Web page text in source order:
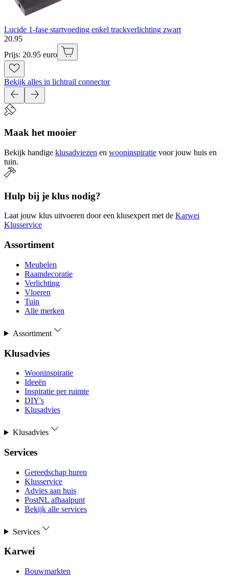
Lucide 1-fase startvoeding enkel trackverlichting zwart
20.95
Prijs: 20.95 euro
Bekijk alles in lichtrail connector
Maak het mooier
Bekijk handige klusadviezen en wooninspiratie voor jouw huis en
tuin.
Hulp bij je klus nodig?
Laat jouw klus uitvoeren door een klusexpert met de Karwei
Klusservice
Assortiment
Meubelen
Raamdecoratie
Verlichting
Vloeren
Tuin
Alle merken
Assortiment
Klusadvies
Wooninspiratie
Ideeën
Inspiratie per ruimte
DIY's
Klusadvies
Klusadvies
Services
Gereedschap huren
Klusservice
Advies aan huis
PostNL afhaalpunt
Bekijk alle services
Services
Karwei
Bouwmarkten